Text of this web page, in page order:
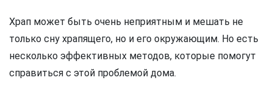
Храп может быть очень неприятным и мешать не
только сну храпящего, но и его окружающим. Но есть
несколько эффективных методов, которые помогут
справиться с этой проблемой дома.